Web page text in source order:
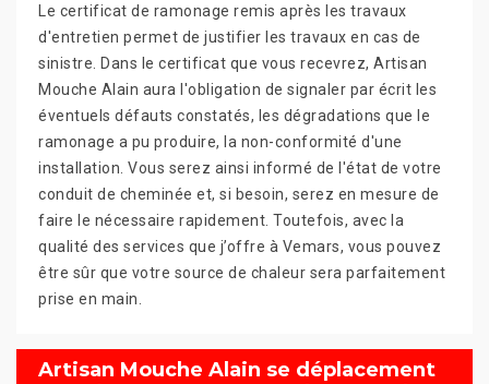
Le certificat de ramonage remis après les travaux
d'entretien permet de justifier les travaux en cas de
sinistre. Dans le certificat que vous recevrez, Artisan
Mouche Alain aura l'obligation de signaler par écrit les
éventuels défauts constatés, les dégradations que le
ramonage a pu produire, la non-conformité d'une
installation. Vous serez ainsi informé de l'état de votre
conduit de cheminée et, si besoin, serez en mesure de
faire le nécessaire rapidement. Toutefois, avec la
qualité des services que j’offre à Vemars, vous pouvez
être sûr que votre source de chaleur sera parfaitement
prise en main.
Artisan Mouche Alain se déplacement